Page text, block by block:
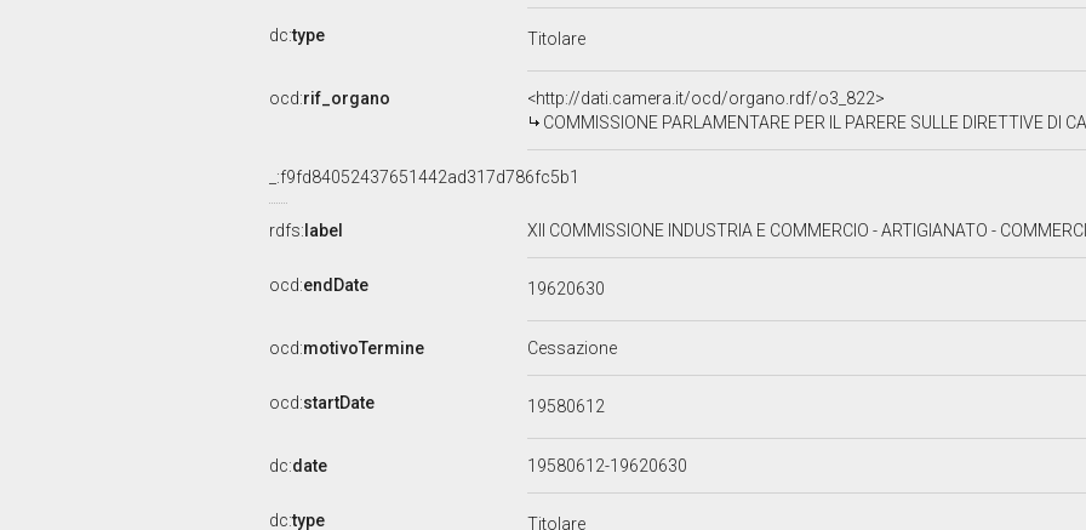
dc:type Titolare
ocd:rif_organo
<http://dati.camera.it/ocd/organo.rdf/o3_822>
COMMISSIONE PARLAMENTARE PER IL PARERE SULLE DIRETTIVE DI CARATTERE GENERALE E SUI CRITERI DI RIPARTIZIONE
_:f9fd84052437651442ad317d786fc5b1
rdfs: label XII COMMISSIONE INDUSTRIA E COMMERCIO - ARTIGIANATO -
ocd:endDate 19620630
ocd:motivoTermine Cessazione
ocd:startDate 19580612
dc:date 19580612-19620630
dc:type Titolare